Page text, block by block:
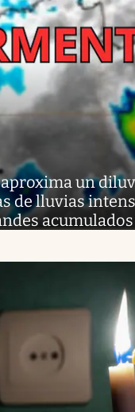
aproxima un
de lluvias
acumulados